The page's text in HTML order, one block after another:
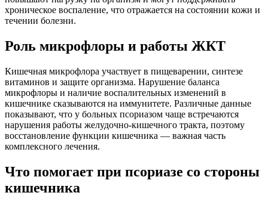
хроническое воспаление, что отражается на состоянии кожи и
течении болезни.
Роль микрофлоры и работы ЖКТ
Кишечная микрофлора участвует в пищеварении, синтезе
витаминов и защите организма. Нарушение баланса
микрофлоры и наличие воспалительных изменений в
кишечнике сказываются на иммунитете. Различные данные
показывают, что у больных псориазом чаще встречаются
нарушения работы желудочно-кишечного тракта, поэтому
восстановление функции кишечника — важная часть
комплексного лечения.
Что помогает при псориазе со стороны
кишечника